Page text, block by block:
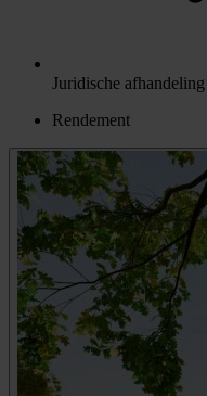
Juridische afhandeling
Rendement